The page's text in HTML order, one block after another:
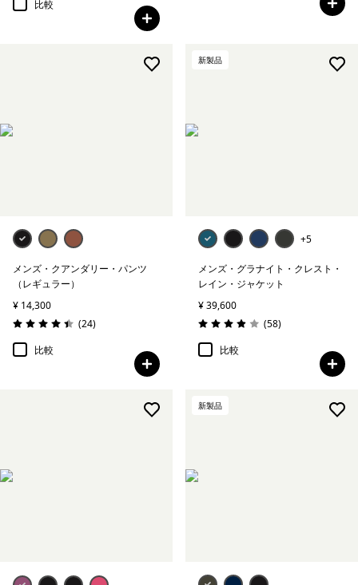
比較
メンズ・クアンダリー・パンツ
（レギュラー）
¥ 14,300
評価: 4.4 / 5
(24レビュー
)
比較
新製品
+5
メンズ・グラナイト・クレスト・
レイン・ジャケット
¥ 39,600
評価: 3.9 / 5
(58レビュー
)
比較
新製品